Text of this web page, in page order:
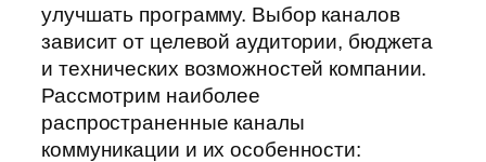
улучшать программу. Выбор каналов
зависит от целевой аудитории, бюджета
и технических возможностей компании.
Рассмотрим наиболее
распространенные каналы
коммуникации и их особенности: